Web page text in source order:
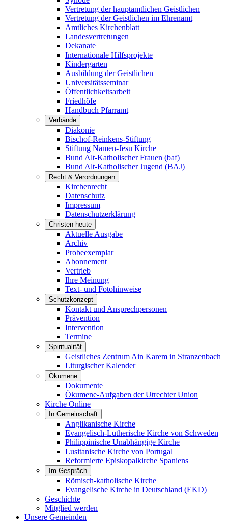
Vertretung der hauptamtlichen Geistlichen
Vertretung der Geistlichen im Ehrenamt
Amtliches Kirchenblatt
Landesvertretungen
Dekanate
Internationale Hilfsprojekte
Kindergarten
Ausbildung der Geistlichen
Universitätsseminar
Öffentlichkeitsarbeit
Friedhöfe
Handbuch Pfarramt
Verbände
Diakonie
Bischof-Reinkens-Stiftung
Stiftung Namen-Jesu Kirche
Bund Alt-Katholischer Frauen (baf)
Bund Alt-Katholischer Jugend (BAJ)
Recht & Verordnungen
Kirchenrecht
Datenschutz
Impressum
Datenschutzerklärung
Christen heute
Aktuelle Ausgabe
Archiv
Probeexemplar
Abonnement
Vertrieb
Ihre Meinung
Text- und Fotohinweise
Schutzkonzept
Kontakt und Ansprechpersonen
Prävention
Intervention
Termine
Spiritualität
Geistliches Zentrum Ain Karem in Stranzenbach
Liturgischer Kalender
Ökumene
Dokumente
Ökumene-Aufgaben der Utrechter Union
Kirche Online
In Gemeinschaft
Anglikanische Kirche
Evangelisch-Lutherische Kirche von Schweden
Philippinische Unabhängige Kirche
Lusitanische Kirche von Portugal
Reformierte Episkopalkirche Spaniens
Im Gespräch
Römisch-katholische Kirche
Evangelische Kirche in Deutschland (EKD)
Geschichte
Mitglied werden
Unsere Gemeinden